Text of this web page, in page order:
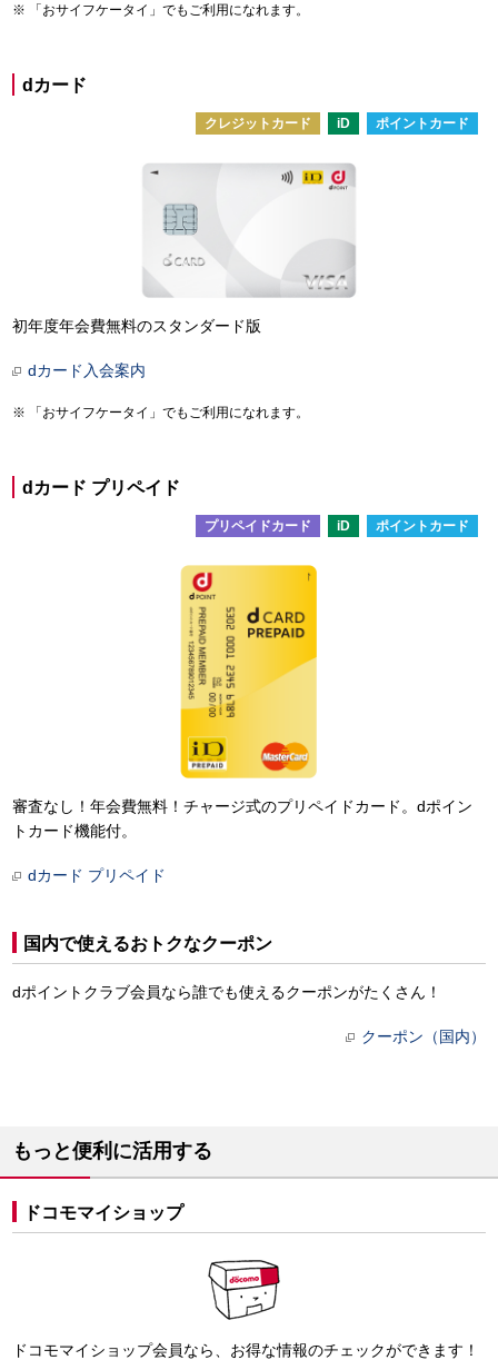
「おサイフケータイ」でもご利用になれます。
dカード
クレジットカード iD ポイントカード
初年度年会費無料のスタンダード版
dカード入会案内
「おサイフケータイ」でもご利用になれます。
dカード プリペイド
プリペイドカード iD ポイントカード
審査なし！年会費無料！チャージ式のプリペイドカード。dポイン
トカード機能付。
dカード プリペイド
国内で使えるおトクなクーポン
dポイントクラブ会員なら誰でも使えるクーポンがたくさん！
クーポン（国内）
もっと便利に活用する
ドコモマイショップ
ドコモマイショップ会員なら、お得な情報のチェックができます！